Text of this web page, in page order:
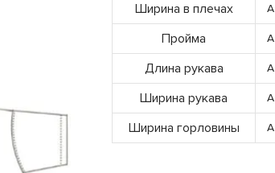
Ширина в плечах A
Пройма A
Длина рукава A
Ширина рукава A
Ширина горловины A